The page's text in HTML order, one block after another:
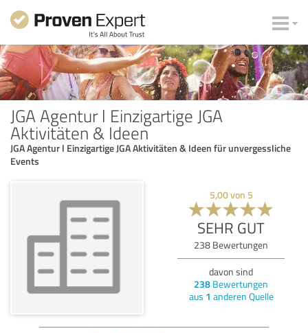
JGA Agentur l Einzigartige JGA
Aktivitäten & Ideen
JGA Agentur l Einzigartige JGA Aktivitäten & Ideen für unvergessliche
Events
5,00von 5
SEHR GUT
238 Bewertungen
davon sind
238 Bewertungen
aus 1 anderen Quelle